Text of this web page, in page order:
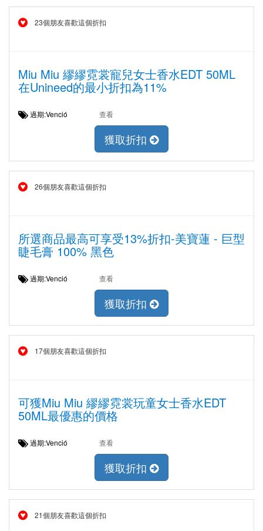
23個朋友喜歡這個折扣
Miu Miu 繆繆霓裳寵兒女士香水EDT 50ML
在Unineed的最小折扣為11%
過期:Venció 查看
獲取折扣
26個朋友喜歡這個折扣
所選商品最高可享受13%折扣-美寶蓮 - 巨型
睫毛膏 100% 黑色
過期:Venció 查看
獲取折扣
17個朋友喜歡這個折扣
可獲Miu Miu 繆繆霓裳玩童女士香水EDT
50ML最優惠的價格
過期:Venció 查看
獲取折扣
21個朋友喜歡這個折扣